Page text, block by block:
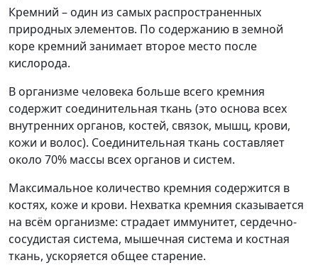
Кремний – один из самых распространенных
природных элементов. По содержанию в земной
коре кремний занимает второе место после
кислорода.
В организме человека больше всего кремния
содержит соединительная ткань (это основа всех
внутренних органов, костей, связок, мышц, крови,
кожи и волос). Соединительная ткань составляет
около 70% массы всех органов и систем.
Максимальное количество кремния содержится в
костях, коже и крови. Нехватка кремния сказывается
на всём организме: страдает иммунитет, сердечно-
сосудистая система, мышечная система и костная
ткань, ускоряется общее старение.